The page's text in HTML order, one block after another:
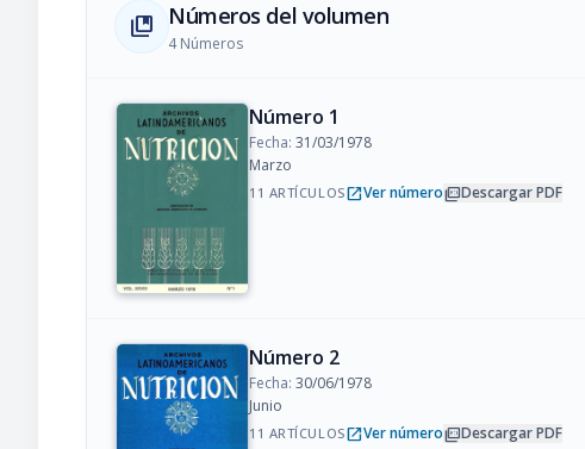
collections_bookmark Números del volumen
4 Números
Número 1
Fecha: 31/03/1978
Marzo
11 ARTÍCULOSopen_in_newVer númeropicture_as_pdfDescargar PDF
Número 2
Fecha: 30/06/1978
Junio
11 ARTÍCULOSopen_in_newVer númeropicture_as_pdfDescargar PDF